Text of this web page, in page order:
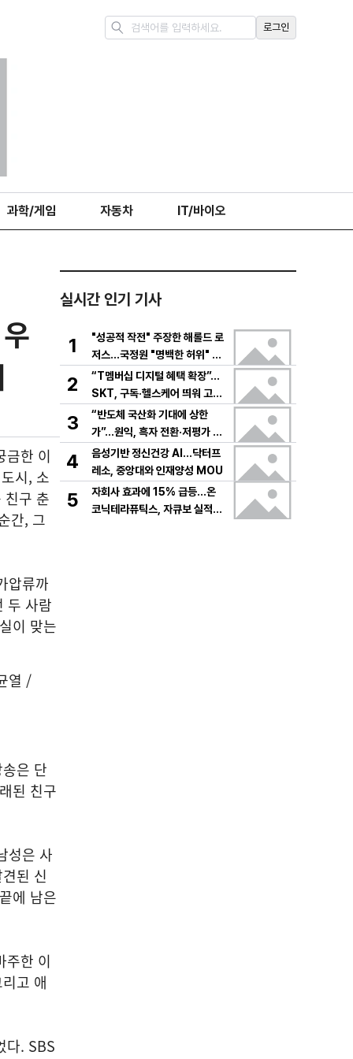
로그인
과학/게임 자동차 IT/바이오
금한 이
시, 소
친구 춘
간, 그
압류까
두 사람
이 맞는
은 단
된 친구
성은 사
된 신
에 남은
주한 이
고 애
다. SBS
실시간 인기 기사
1
"성공적 작전" 주장한 해롤드 로
저스…국정원 "명백한 허위" 정
면 충돌
2
“T멤버십 디지털 혜택 확장”…
SKT, 구독·헬스케어 띄워 고객
락인
3
“반도체 국산화 기대에 상한
가”…원익, 흑자 전환·저평가 매
력에 주가 급등
4
음성기반 정신건강 AI…닥터프
레소, 중앙대와 인재양성 MOU
5
자회사 효과에 15% 급등…온
코닉테라퓨틱스, 자큐보 실적